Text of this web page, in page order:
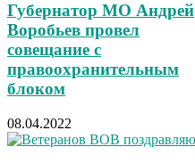
Губернатор МО Андрей
Воробьев провел
совещание с
правоохранительным
блоком
08.04.2022